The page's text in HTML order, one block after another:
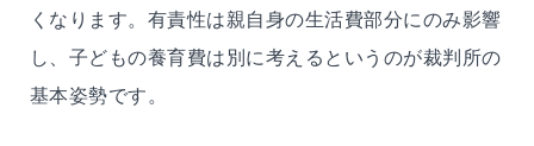
くなります。有責性は親自身の生活費部分にのみ影響
し、子どもの養育費は別に考えるというのが裁判所の
基本姿勢です。